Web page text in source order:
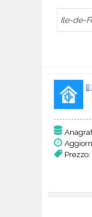
Ile-de-
Prezzo: